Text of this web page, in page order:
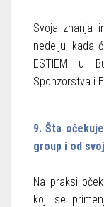
Svoja znanja
nedelju, kada
ESTIEM u
Sponzorstva i
9. Šta
group i od
Na praksi
koji se